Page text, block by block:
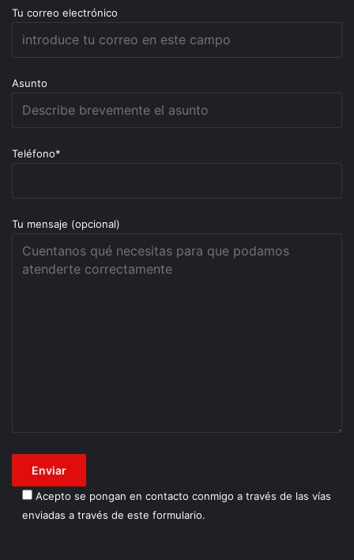
Tu correo electrónico
Asunto
Teléfono*
Tu mensaje (opcional)
Acepto se pongan en contacto conmigo a través de las vías
enviadas a través de este formulario.